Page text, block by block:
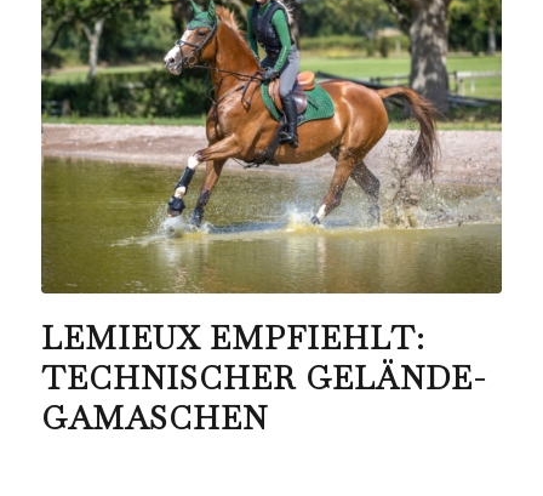
LEMIEUX EMPFIEHLT:
TECHNISCHER GELÄNDE-
GAMASCHEN